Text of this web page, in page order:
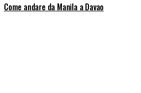
Come andare da Manila a Davao